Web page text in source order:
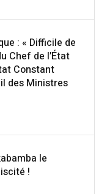
: « Difficile de
Chef de l’État
Constant
des Ministres
le
!